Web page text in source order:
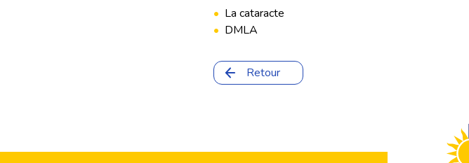
• La cataracte
• DMLA
Retour